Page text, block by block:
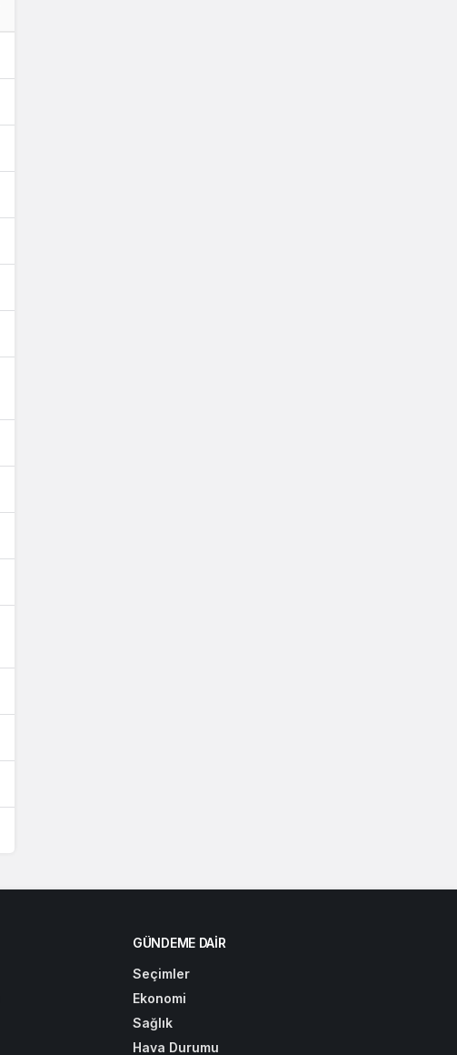
GÜNDEME DAIR
Seçimler
Ekonomi
Sağlık
Hava Durumu